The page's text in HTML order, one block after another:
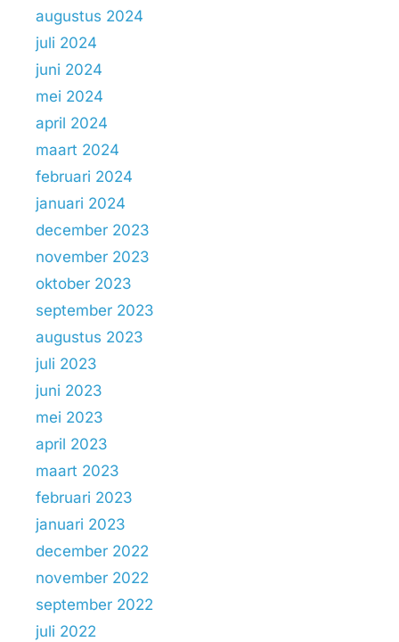
augustus 2024
juli 2024
juni 2024
mei 2024
april 2024
maart 2024
februari 2024
januari 2024
december 2023
november 2023
oktober 2023
september 2023
augustus 2023
juli 2023
juni 2023
mei 2023
april 2023
maart 2023
februari 2023
januari 2023
december 2022
november 2022
september 2022
juli 2022